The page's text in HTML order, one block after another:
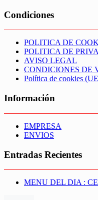
Condiciones
POLITICA DE
POLITICA DE
AVISO LEGAL
CONDICIONES DE
Política de cookies
Información
EMPRESA
ENVIOS
Entradas Recientes
MENU DEL DIA :